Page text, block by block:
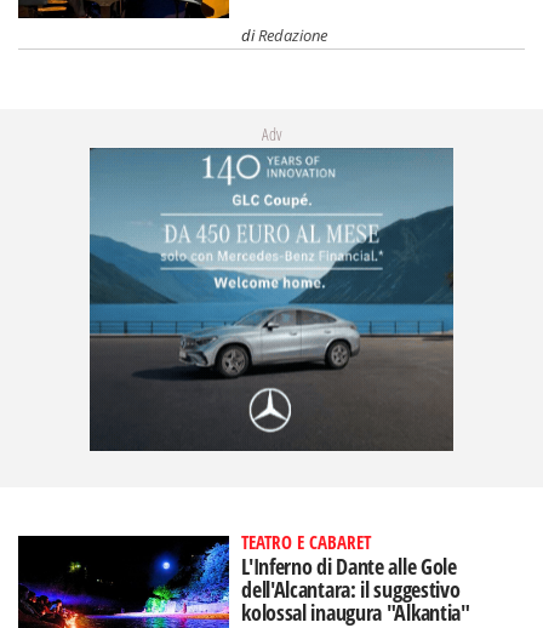
diRedazione
Adv
TEATRO E CABARET
L'Inferno di Dante alle Gole
dell'Alcantara: il suggestivo
kolossal inaugura "Alkantia"